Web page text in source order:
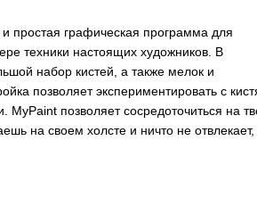
простая графическая программа для
техники настоящих художников. В
набор кистей, а также мелок и
позволяет экспериментировать с
MyPaint позволяет сосредоточиться на
на своем холсте и ничто не отвлекает,